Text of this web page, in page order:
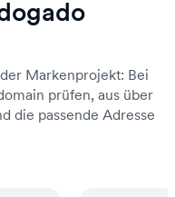
Markenprojekt: Bei
prüfen, aus über
die passende Adresse